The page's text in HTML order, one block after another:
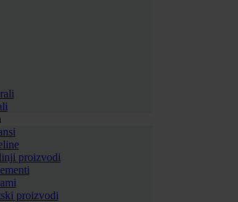
proizvodi
proizvodi